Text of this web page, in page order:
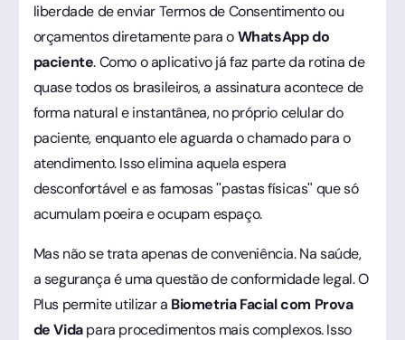
liberdade de enviar Termos de Consentimento ou
orçamentos diretamente para oWhatsApp do
paciente. Como o aplicativo já faz parte da rotina de
quase todos os brasileiros, a assinatura acontece de
forma natural e instantânea, no próprio celular do
paciente, enquanto ele aguarda o chamado para o
atendimento. Isso elimina aquela espera
desconfortável e as famosas "pastas físicas" que só
acumulam poeira e ocupam espaço.
Mas não se trata apenas de conveniência. Na saúde,
a segurança é uma questão de conformidade legal. O
Plus permite utilizar a Biometria Facial com Prova
de Vidapara procedimentos mais complexos. Isso